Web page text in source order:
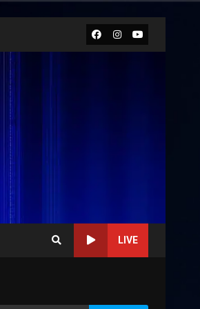
Facebook
Instagram
Youtube
LIVE